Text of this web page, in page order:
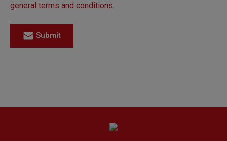
general terms and conditions.
Submit